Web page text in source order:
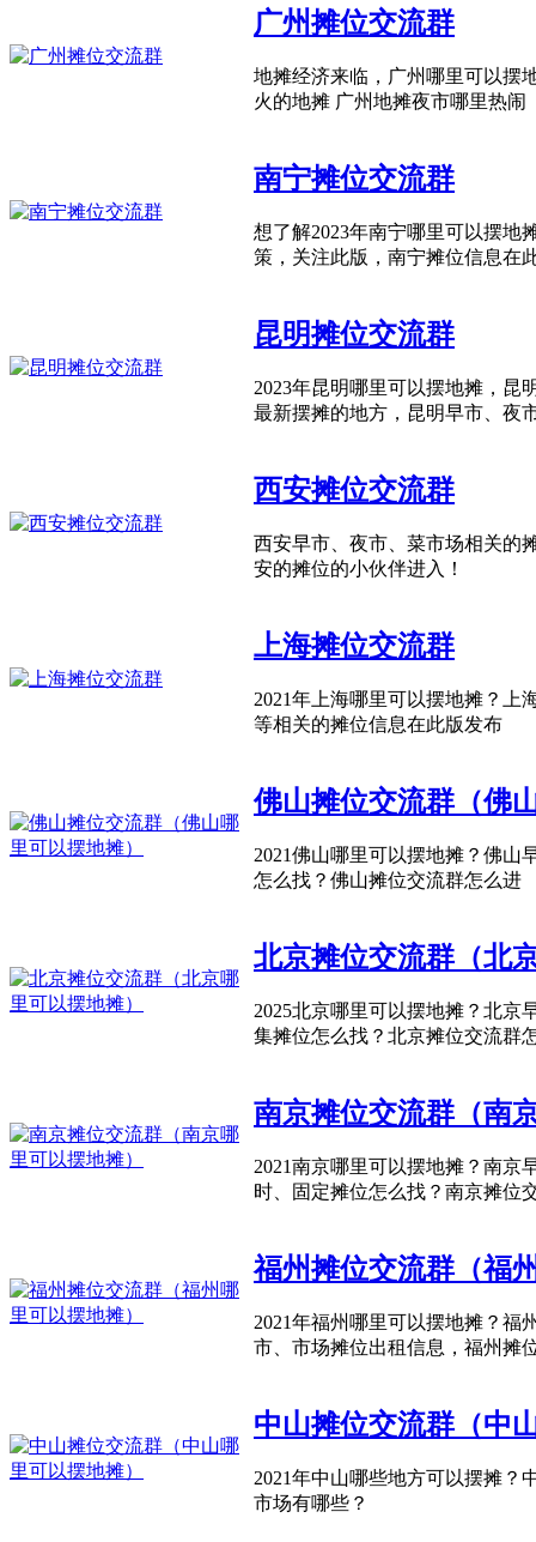
广州摊位交流群
地摊经济来临，广州哪里可以摆
火的地摊 广州地摊夜市哪里热闹
南宁摊位交流群
想了解2023年南宁哪里可以摆地
策，关注此版，南宁摊位信息在
昆明摊位交流群
2023年昆明哪里可以摆地摊，昆
最新摆摊的地方，昆明早市、夜
西安摊位交流群
西安早市、夜市、菜市场相关的
安的摊位的小伙伴进入！
上海摊位交流群
2021年上海哪里可以摆地摊？上
等相关的摊位信息在此版发布
佛山摊位交流群（佛
2021佛山哪里可以摆地摊？佛山
怎么找？佛山摊位交流群怎么进
北京摊位交流群（北
2025北京哪里可以摆地摊？北京
集摊位怎么找？北京摊位交流群
南京摊位交流群（南
2021南京哪里可以摆地摊？南京
时、固定摊位怎么找？南京摊位
福州摊位交流群（福
2021年福州哪里可以摆地摊？福
市、市场摊位出租信息，福州摊
中山摊位交流群（中
2021年中山哪些地方可以摆摊？
市场有哪些？